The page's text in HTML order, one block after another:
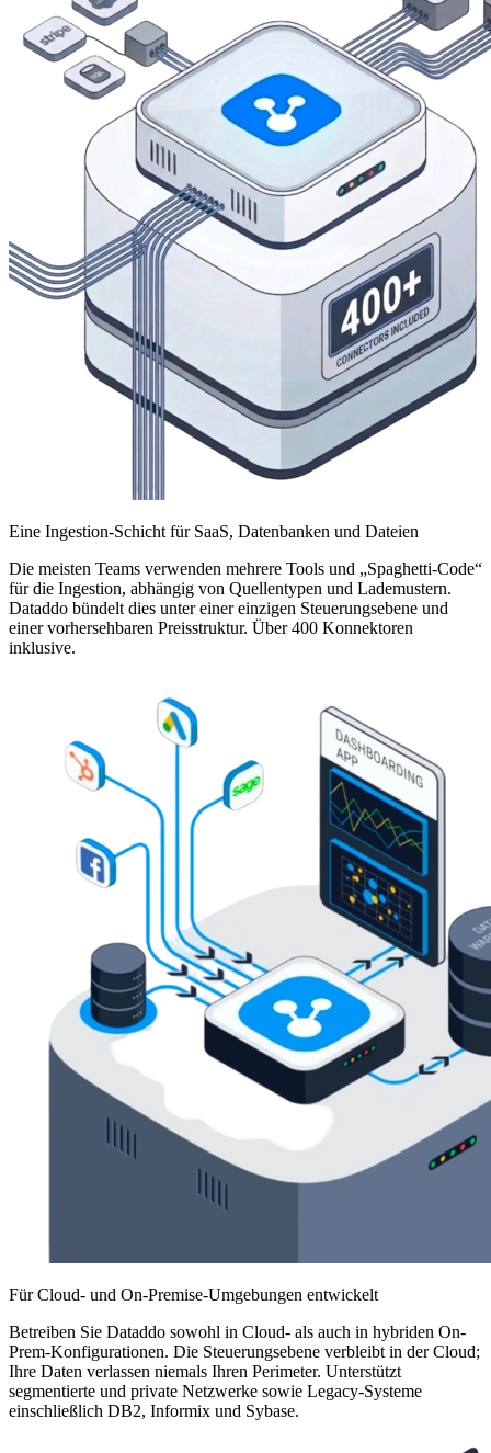
Eine Ingestion-Schicht für SaaS, Datenbanken und Dateien
Die meisten Teams verwenden mehrere Tools und „Spaghetti-Code“
für die Ingestion, abhängig von Quellentypen und Lademustern.
Dataddo bündelt dies unter einer einzigen Steuerungsebene und
einer vorhersehbaren Preisstruktur. Über 400 Konnektoren
inklusive.
Für Cloud- und On-Premise-Umgebungen entwickelt
Betreiben Sie Dataddo sowohl in Cloud- als auch in hybriden On-
Prem-Konfigurationen. Die Steuerungsebene verbleibt in der Cloud;
Ihre Daten verlassen niemals Ihren Perimeter. Unterstützt
segmentierte und private Netzwerke sowie Legacy-Systeme
einschließlich DB2, Informix und Sybase.